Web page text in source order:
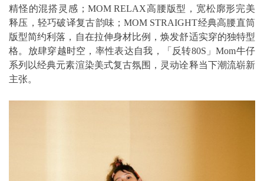
精怪的混搭灵感；MOM RELAX高腰版型，宽松廓形完美
释压，轻巧破译复古韵味；MOM STRAIGHT经典高腰直筒
版型简约利落，自在拉伸身材比例，焕发舒适实穿的独特型
格。放肆穿越时空，率性表达自我，「反转80S」Mom牛仔
系列以经典元素渲染美式复古氛围，灵动诠释当下潮流崭新
主张。